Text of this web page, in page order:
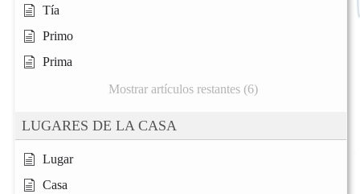
Tía
Primo
Prima
Mostrar artículos restantes (6)
LUGARES DE LA CASA
Lugar
Casa